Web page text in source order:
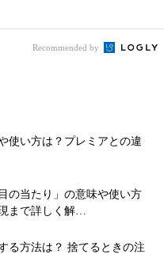
Recommended by
使い方は？プレミアとの違
の当たり」の意味や使い方
まで詳しく解…
る方法は？ 捨てるときの注